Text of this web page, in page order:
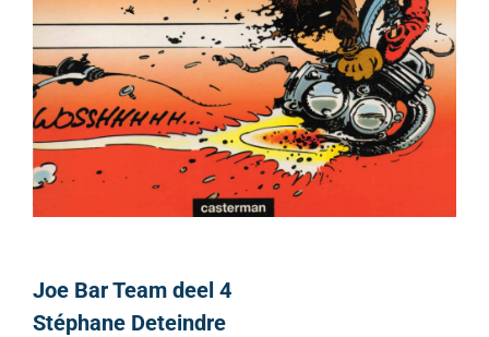
Joe Bar Team deel 4
Stéphane Deteindre